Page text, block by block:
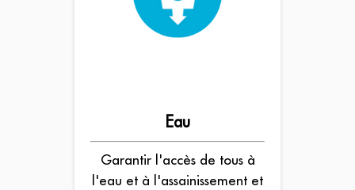
Eau
Garantir l'accès de tous à
l'eau et à l'assainissement et